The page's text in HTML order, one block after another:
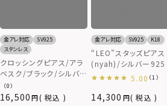
金アレ対応
SV925
ステンレス
クロッシングピアス/アラ
ベスク/ブラック/シルバ
ー925
16,500 税込
（0）
金アレ対応 SV925 K18
“LEO”スタッズピアス
(nyah)/シルバー925
14,300 税込
5.00 （1）